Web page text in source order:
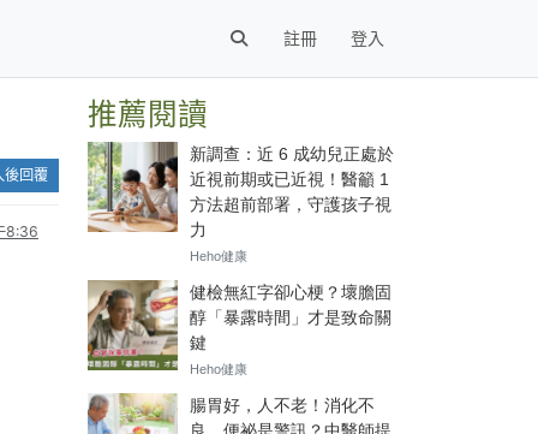
註冊 登入
後回覆
8:36
推薦閱讀